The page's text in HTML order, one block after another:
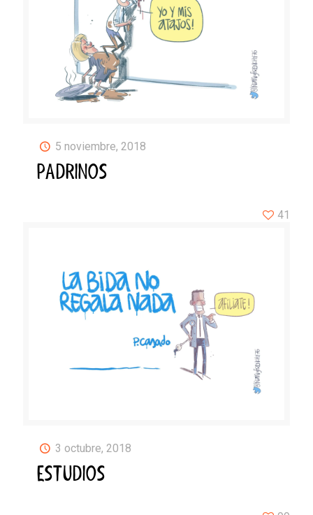
5 noviembre, 2018
PADRINOS
3 octubre, 2018
ESTUDIOS
41